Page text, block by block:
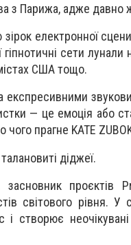
з Парижа, адже давно
електронної
сети лунали
містах США тощо.
експресивними
— це емоція або
прагне KATE
діджеї.
проєктів
світового рівня. У
створює